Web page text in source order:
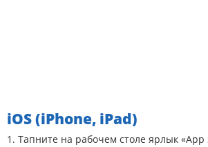
iOS (iPhone, iPad)
1. Тапните на рабочем столе ярлык «App